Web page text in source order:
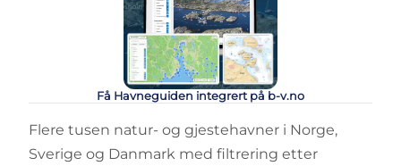
CABINCRUISER
Sunseeker Manhattan 56
56 ft 6 senger
Sammenlign
Få Havneguiden integrert på b-v.no
Flere tusen natur- og gjestehavner i Norge,
Sverige og Danmark med filtrering etter